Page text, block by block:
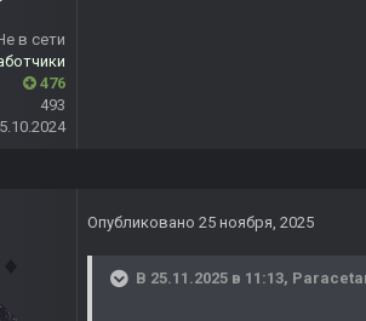
в сети
476
493
Опубликовано 25 ноября, 2025
В 25.11.2025 в 11:13,